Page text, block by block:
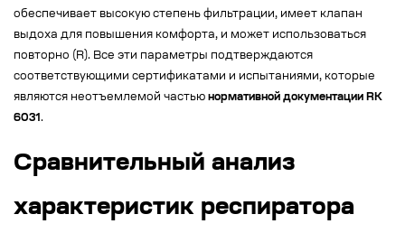
обеспечивает высокую степень фильтрации, имеет клапан
выдоха для повышения комфорта, и может использоваться
повторно (R). Все эти параметры подтверждаются
соответствующими сертификатами и испытаниями, которые
являются неотъемлемой частью нормативной документации RK
6031.
Сравнительный анализ
характеристик респиратора